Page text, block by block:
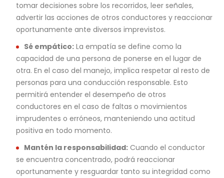
tomar decisiones sobre los recorridos, leer señales,
advertir las acciones de otros conductores y reaccionar
oportunamente ante diversos imprevistos.
Sé empático: La empatía se define como la
capacidad de una persona de ponerse en el lugar de
otra. En el caso del manejo, implica respetar al resto de
personas para una conducción responsable. Esto
permitirá entender el desempeño de otros
conductores en el caso de faltas o movimientos
imprudentes o erróneos, manteniendo una actitud
positiva en todo momento.
Mantén la responsabilidad: Cuando el conductor
se encuentra concentrado, podrá reaccionar
oportunamente y resguardar tanto su integridad como